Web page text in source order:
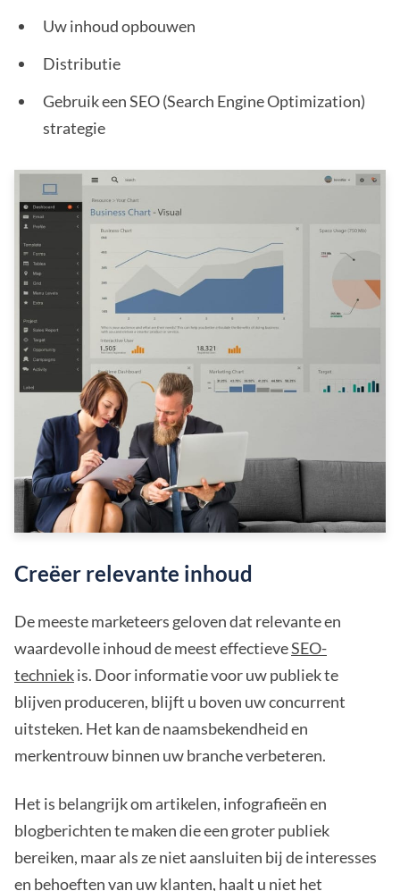
Uw inhoud opbouwen
Distributie
Gebruik een SEO (Search Engine Optimization)
strategie
Creëer relevante inhoud
De meeste marketeers geloven dat relevante en
waardevolle inhoud de meest effectieveSEO-
techniekis. Door informatie voor uw publiek te
blijven produceren, blijft u boven uw concurrent
uitsteken. Het kan de naamsbekendheid en
merkentrouw binnen uw branche verbeteren.
Het is belangrijk om artikelen, infografieën en
blogberichten te maken die een groter publiek
bereiken, maar als ze niet aansluiten bij de interesses
en behoeften van uw klanten, haalt u niet het